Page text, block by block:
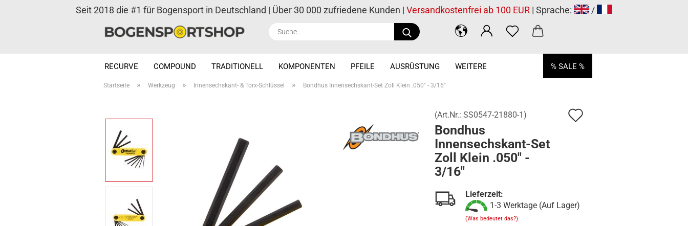
Suche...
Seit 2018 die #1 für Bogensport in Deutschland | Über 30 000 zufriedene Kunden | Versandkostenfrei ab 100 EUR | Sprache: /
RECURVE COMPOUND TRADITIONELL KOMPONENTEN PFEILE AUSRÜSTUNG % SALE %
WEITERE
Startseite » Werkzeug » Innensechskant- & Torx-Schlüssel » Bondhus Innensechskant-Set Zoll Klein .050" - 3/16"
(Art.Nr.: SS0547-21880-1)
Bondhus
Innensechskant-Set
Zoll Klein .050" -
3/16"
Lieferzeit:
1-3 Werktage (Auf Lager)
(Was bedeutet das?)